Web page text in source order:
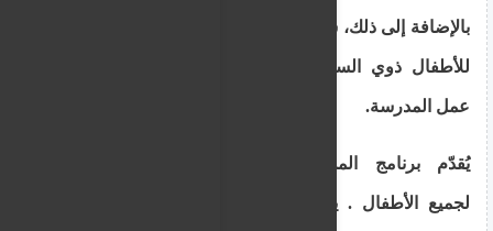
بالإضافة إلى ذلك، سيستمرّ برنامج تعليم اللغة اليونانية
للأطفال ذوي السيرة الذاتية للمهاجرين خلال فترة
عمل المدرسة.
يُقدّم برنامج المدارس الحكومية الصيفية مجانًا
لجميع الأطفال . يساهم أولياء الأمور/الأوصياء ماليًا